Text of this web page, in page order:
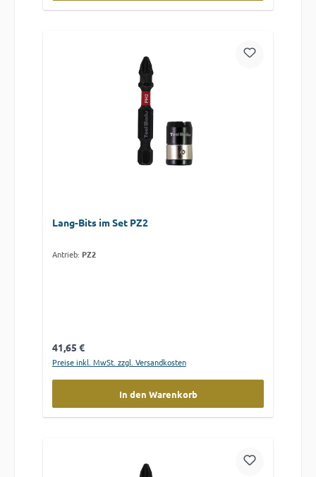
Lang-Bits im Set PZ2
Antrieb: PZ2
Regulärer Preis:
41,65 €
Preise inkl. MwSt. zzgl. Versandkosten
In den Warenkorb